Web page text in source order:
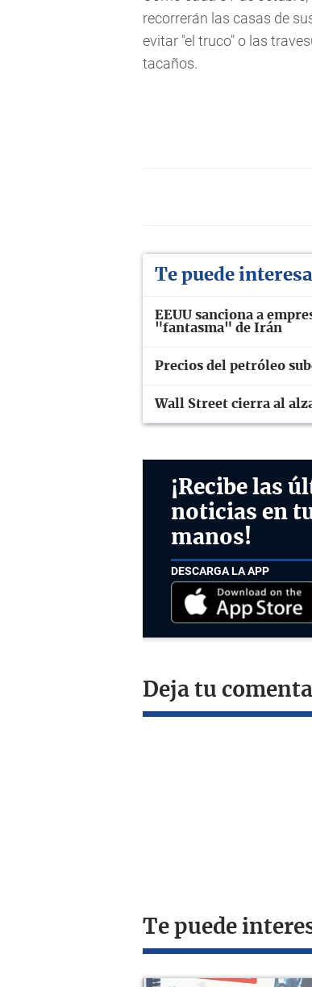
recorrerán las casas de
evitar "el truco" o las
tacaños.
Te puede
EEUU sanciona a
"fantasma" de Irán
Precios del petróleo
Wall Street cierra al
¡Recibe las
noticias en
manos!
DESCARGA LA APP
Deja tu
Te puede